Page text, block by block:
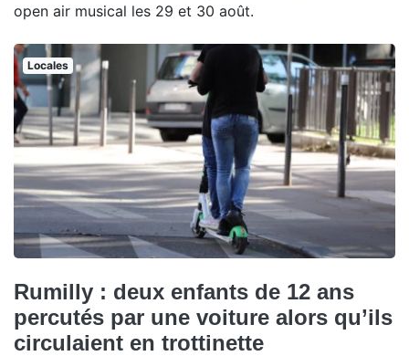
open air musical les 29 et 30 août.
Locales
Rumilly : deux enfants de 12 ans
percutés par une voiture alors qu’ils
circulaient en trottinette